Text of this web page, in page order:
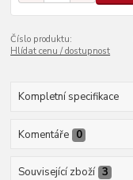
Číslo produktu:
Hlídat cenu / dostupnost
Kompletní specifikace
Komentáře 0
Související zboží 3